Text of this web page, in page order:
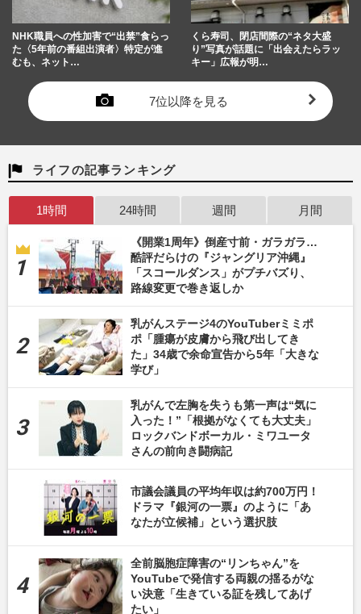
NHK職員への性加害で“出禁”食らっ
た〈5年前の番組出演者〉特定が進
むも、ネット…
くら寿司、閉店間際の“ネタ大盛
り”写真が話題に「出会えたらラッ
キー」広報が明…
7位以降を見る
ライフの記事ランキング
1時間 24時間 週間 月間
《開業1周年》倒産寸前・ガラガラ…
酷評だらけの『ジャングリア沖縄』
「スコールダンス」がプチバズり、
路線変更で巻き返しか
乳がんステージ4のYouTuberミミポ
ポ「腫瘍が皮膚から飛び出してき
た」34歳で余命宣告から5年「大きな
学び」
乳がんで左胸を失うも第一声は“気に
入った！”「根拠がなくても大丈夫」
ロックバンドボーカル・ミワユータ
さんの前向き闘病記
市議会議員の平均年収は約700万円！
ドラマ『銀河の一票』のように「あ
なたが立候補」という選択肢
全前脳胞症障害の“リンちゃん”を
YouTubeで発信する両親の揺るがな
い決意「生きている証を残してあげ
たい」